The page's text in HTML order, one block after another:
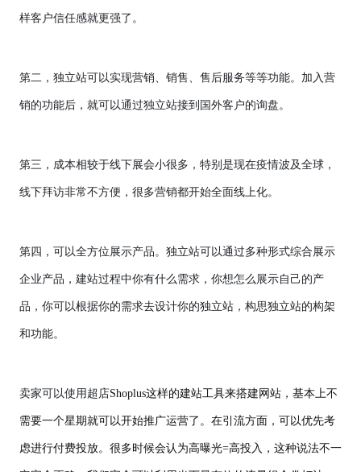
样客户信任感就更强了。
第二，独立站可以实现营销、销售、售后服务等等功能。加入营
销的功能后，就可以通过独立站接到国外客户的询盘。
第三，成本相较于线下展会小很多，特别是现在疫情波及全球，
线下拜访非常不方便，很多营销都开始全面线上化。
第四，可以全方位展示产品。独立站可以通过多种形式综合展示
企业产品，建站过程中你有什么需求，你想怎么展示自己的产
品，你可以根据你的需求去设计你的独立站，构思独立站的构架
和功能。
卖家可以使用超店Shoplus这样的建站工具来搭建网站，基本上不
需要一个星期就可以开始推广运营了。在引流方面，可以优先考
虑进行付费投放。很多时候会认为高曝光=高投入，这种说法不一